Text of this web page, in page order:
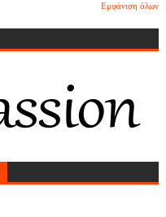
Εμφάνιση όλων